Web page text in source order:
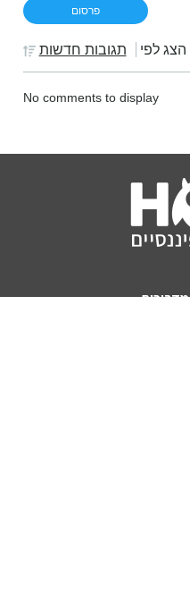
הצג לפי תגובות חדשות
No comments to display
מדריכים